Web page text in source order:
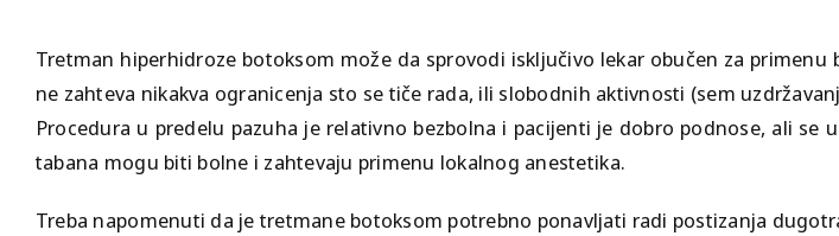
Tretman hiperhidroze botoksom može da sprovodi isključivo lekar obučen za
ne zahteva nikakva ogranicenja sto se tiče rada, ili slobodnih aktivnosti (sem
Procedura u predelu pazuha je relativno bezbolna i pacijenti je dobro podnose, ali
tabana mogu biti bolne i zahtevaju primenu lokalnog anestetika.
Treba napomenuti da je tretmane botoksom potrebno ponavljati radi postizanja